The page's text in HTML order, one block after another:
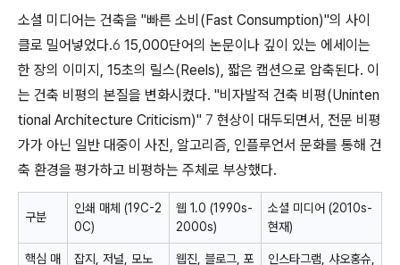
소셜 미디어는 건축을 "빠른 소비(Fast Consumption)"의 사이
클로 밀어넣었다.6 15,000단어의 논문이나 깊이 있는 에세이는
한 장의 이미지, 15초의 릴스(Reels), 짧은 캡션으로 압축된다. 이
는 건축 비평의 본질을 변화시켰다. "비자발적 건축 비평(Uninten
tional Architecture Criticism)" 7 현상이 대두되면서, 전문 비평
가가 아닌 일반 대중이 사진, 알고리즘, 인플루언서 문화를 통해 건
축 환경을 평가하고 비평하는 주체로 부상했다.
구분
인쇄 매체 (19C-2
0C)
웹 1.0 (1990s-
2000s)
소셜 미디어 (2010s-
현재)
핵심 매
잡지, 저널, 모노
웹진, 블로그, 포
인스타그램, 샤오홍슈,